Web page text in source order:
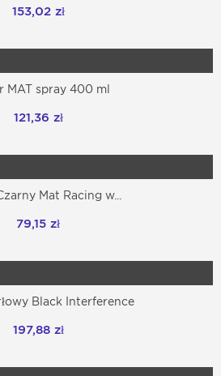
153,02 zł
MAT spray 400 ml
121,36 zł
Mat Racing w...
79,15 zł
Black Interference
197,88 zł